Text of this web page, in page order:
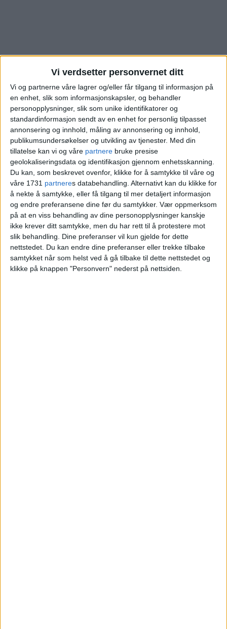
Vi verdsetter personvernet ditt
Vi og partnerne våre lagrer og/eller får tilgang til informasjon på
en enhet, slik som informasjonskapsler, og behandler
personopplysninger, slik som unike identifikatorer og
standardinformasjon sendt av en enhet for personlig tilpasset
annonsering og innhold, måling av annonsering og innhold,
publikumsundersøkelser og utvikling av tjenester. Med din
tillatelse kan vi og våre partnere bruke presise
geolokaliseringsdata og identifikasjon gjennom enhetsskanning.
Du kan, som beskrevet ovenfor, klikke for å samtykke til våre og
våre 1731 partneres databehandling. Alternativt kan du klikke for
å nekte å samtykke, eller få tilgang til mer detaljert informasjon
og endre preferansene dine før du samtykker. Vær oppmerksom
på at en viss behandling av dine personopplysninger kanskje
ikke krever ditt samtykke, men du har rett til å protestere mot
slik behandling. Dine preferanser vil kun gjelde for dette
nettstedet. Du kan endre dine preferanser eller trekke tilbake
samtykket når som helst ved å gå tilbake til dette nettstedet og
klikke på knappen "Personvern" nederst på nettsiden.
Boligen i Ullveien på
Voksenkollen er 120
kvadratmeter. Se hva
den nettopp er solgt
for
Blokkleilighet på Voksenkollen solgt fra
Peer Stian Moth Teigland og Fredrikke
Moth Teigland til Eric Joel Nyström og
Jenny Regine Gulliksen.